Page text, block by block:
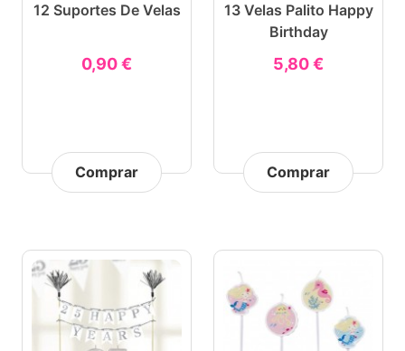
12 Suportes De Velas
0,90 €
Comprar
13 Velas Palito Happy
Birthday
5,80 €
Comprar